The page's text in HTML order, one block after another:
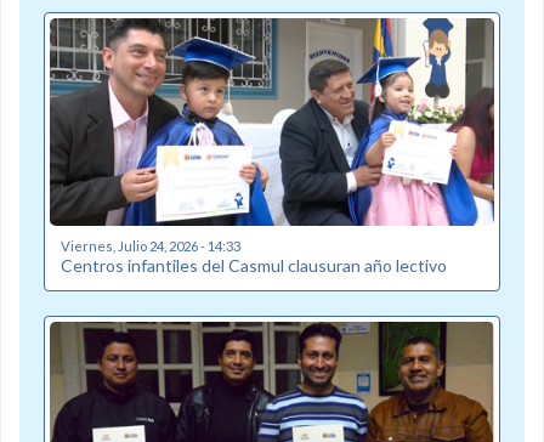
Viernes, Julio 24, 2026 - 14:33
Centros infantiles del Casmul clausuran año lectivo